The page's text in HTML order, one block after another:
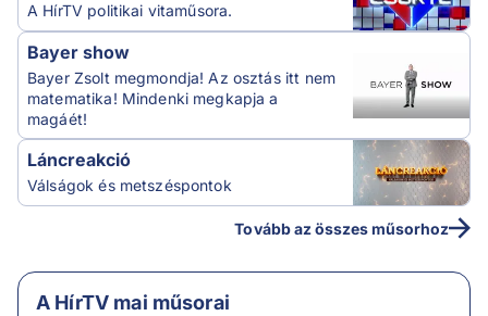
A HírTV politikai vitaműsora.
Bayer show
Bayer Zsolt megmondja! Az osztás itt nem
matematika! Mindenki megkapja a
magáét!
Láncreakció
Válságok és metszéspontok
Tovább az összes műsorhoz
A HírTV mai műsorai